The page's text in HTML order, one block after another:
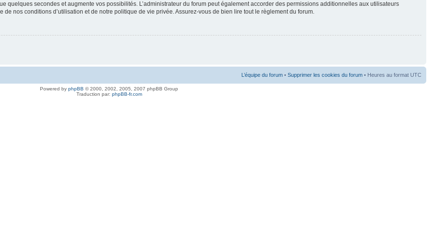
quelques secondes et augmente vos possibilités. L’administrateur du forum peut également accorder des permissions additionnelles aux utilisateurs
nos conditions d’utilisation et de notre politique de vie privée. Assurez-vous de bien lire tout le règlement du forum.
L’équipe du forum • Supprimer les cookies du forum • Heures au format UTC
Powered by phpBB © 2000, 2002, 2005, 2007 phpBB Group
Traduction par: phpBB-fr.com